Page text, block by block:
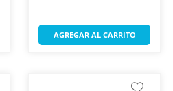
AGREGAR AL CARRITO